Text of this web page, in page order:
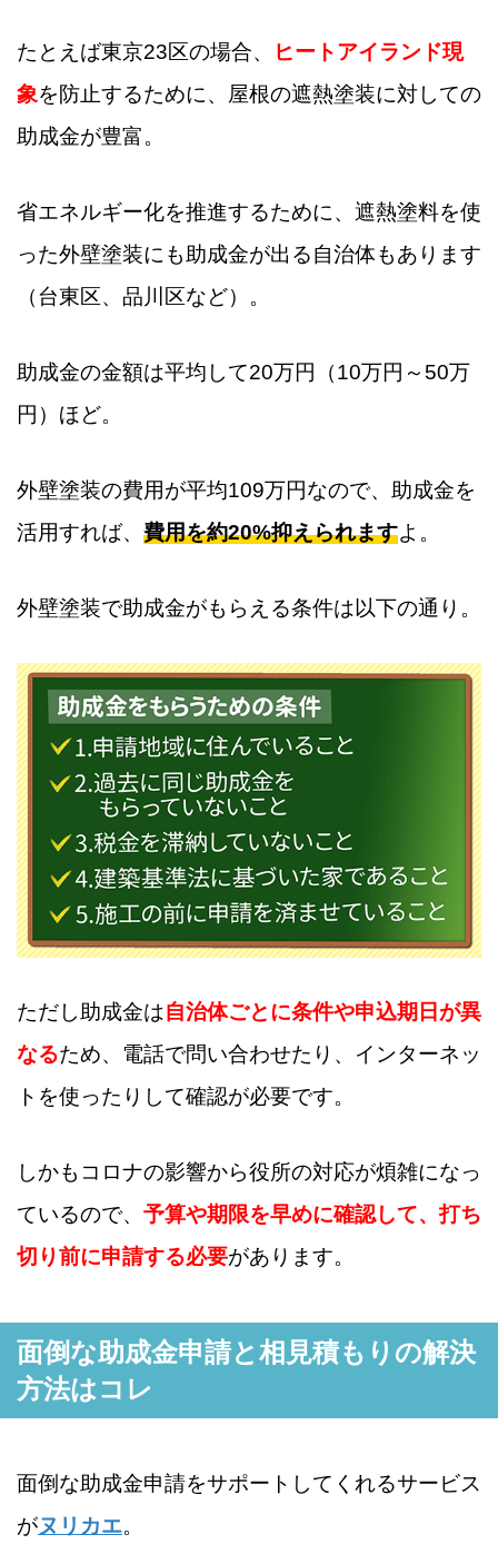
たとえば東京23区の場合、
ヒートアイランド現
象を防止するために、屋根の遮熱塗装に対しての
助成金が豊富。
省エネルギー化を推進するために、遮熱塗料を使
った外壁塗装にも助成金が出る自治体もあります
（台東区、品川区など）。
助成金の金額は平均して20万円（10万円～50万
円）ほど。
外壁塗装の費用が平均109万円なので、助成金を
活用すれば、 費用を約20%抑えられますよ。
外壁塗装で助成金がもらえる条件は以下の通り。
ただし助成金は自治体ごとに条件や申込期日が異
なるため、電話で問い合わせたり、インターネッ
トを使ったりして確認が必要です。
しかもコロナの影響から役所の対応が煩雑になっ
ているので、 予算や期限を早めに確認して、打ち
切り前に申請する必要があります。
面倒な助成金申請と相見積もりの解決
方法はコレ
面倒な助成金申請をサポートしてくれるサービス
がヌリカエ。